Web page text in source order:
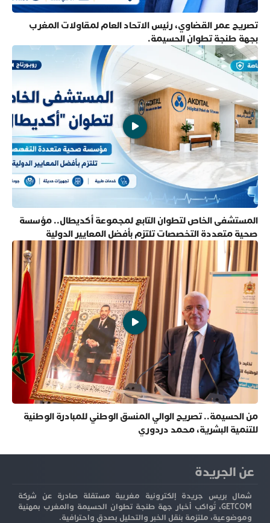
تصريح عمر القضاوي، رئيس الاتحاد العام لمقاولات المغرب
بجهة طنجة تطوان الحسيمة.
المستشفى الخاص لتطوان التابع لمجموعة أكديطال.. مؤسسة
صحية متعددة التخصصات تلتزم بأفضل المعايير الدولية
من الحسيمة.. تصريح الوالي المنسق الوطني للمبادرة الوطنية
للتنمية البشرية، محمد دردوري
عن الجريدة
شمال بريس جريدة إلكترونية مغربية مستقلة صادرة عن شركة
GETCOM، تُواكب أخبار جهة طنجة تطوان الحسيمة والمغرب بمهنية
وموضوعية، ملتزمة بنقل الخبر والتحليل بصدق واحترافية.